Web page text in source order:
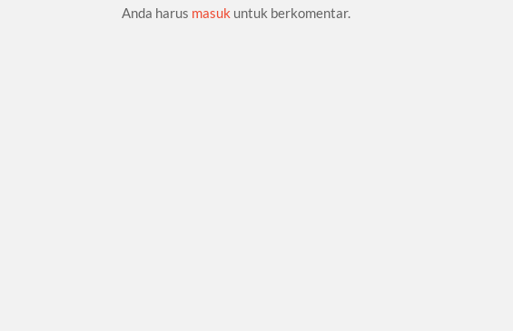
Anda harus masuk untuk berkomentar.